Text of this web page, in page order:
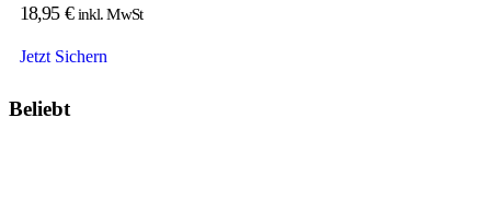
18,95 € inkl. MwSt
Jetzt Sichern
Beliebt